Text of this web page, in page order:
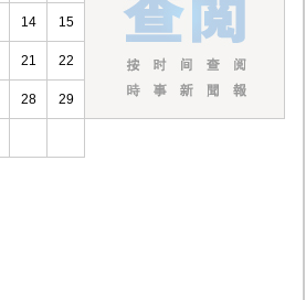
14 15
21 22
28 29